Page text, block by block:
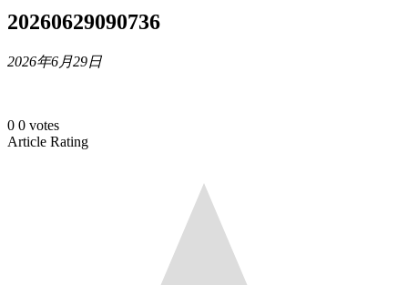
20260629090736
2026年6月29日
0 0 votes
Article Rating